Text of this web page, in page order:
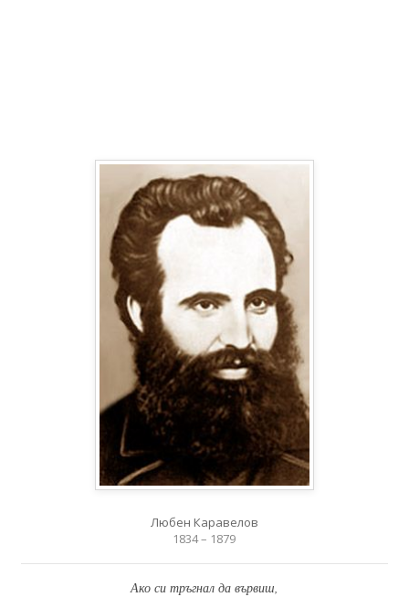
Любен Каравелов
1834 – 1879
Ако си тръгнал да вървиш,